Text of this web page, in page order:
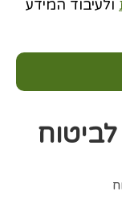
ולעיבוד המידע
לביטוח